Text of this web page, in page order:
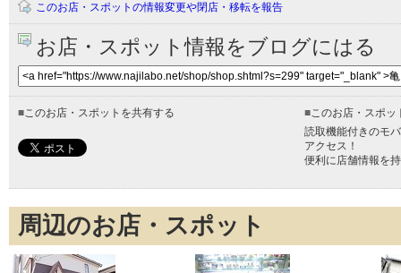
このお店・スポットの情報変更や閉店・移転を報告
お店・スポット情報をブログにはる
■このお店・スポットを共有する ■このお店・スポッ
読取機能付きのモ
アクセス！
便利に店舗情報を
周辺のお店・スポット